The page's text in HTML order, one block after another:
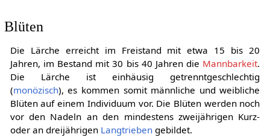
Blüten
Die Lärche erreicht im Freistand mit etwa 15 bis 20
Jahren, im Bestand mit 30 bis 40 Jahren die Mannbarkeit.
Die Lärche ist einhäusig getrenntgeschlechtig
(monözisch), es kommen somit männliche und weibliche
Blüten auf einem Individuum vor. Die Blüten werden noch
vor den Nadeln an den mindestens zweijährigen Kurz-
oder an dreijährigen Langtriebengebildet.